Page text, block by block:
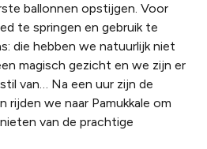
ballonnen opstijgen. Voor
te springen en gebruik te
die hebben we natuurlijk niet
magisch gezicht en we zijn er
van… Na een uur zijn de
rijden we naar Pamukkale om
van de prachtige